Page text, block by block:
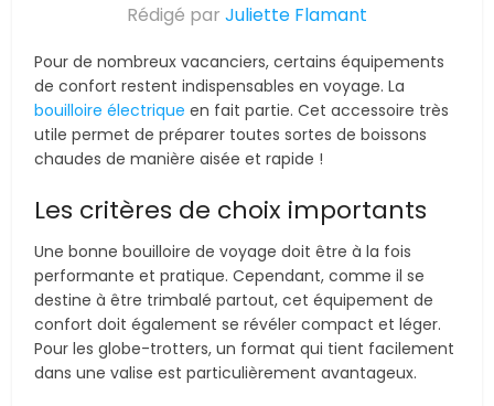
Rédigé par Juliette Flamant
Pour de nombreux vacanciers, certains équipements
de confort restent indispensables en voyage. La
bouilloire électrique en fait partie. Cet accessoire très
utile permet de préparer toutes sortes de boissons
chaudes de manière aisée et rapide !
Les critères de choix importants
Une bonne bouilloire de voyage doit être à la fois
performante et pratique. Cependant, comme il se
destine à être trimbalé partout, cet équipement de
confort doit également se révéler compact et léger.
Pour les globe-trotters, un format qui tient facilement
dans une valise est particulièrement avantageux.